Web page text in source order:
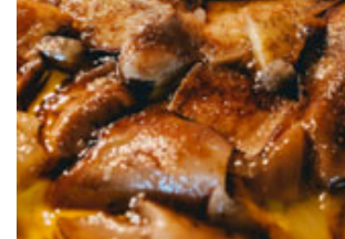
13 de octubre de 2020
EL BALCÓN DEL